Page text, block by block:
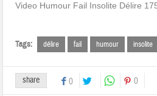
Video Humour Fail Insolite Délire
Tags: délire fail humour insolite
share 0 0